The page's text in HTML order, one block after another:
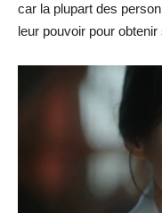
car la plupart des
leur pouvoir pour